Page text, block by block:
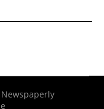
Newspaperly